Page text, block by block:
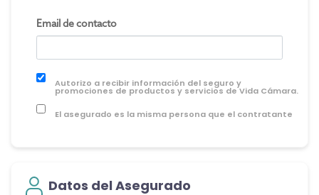
Email de contacto
Autorizo a recibir información del seguro y
promociones de productos y servicios de Vida Cámara.
El asegurado es la misma persona que el contratante
Datos del Asegurado